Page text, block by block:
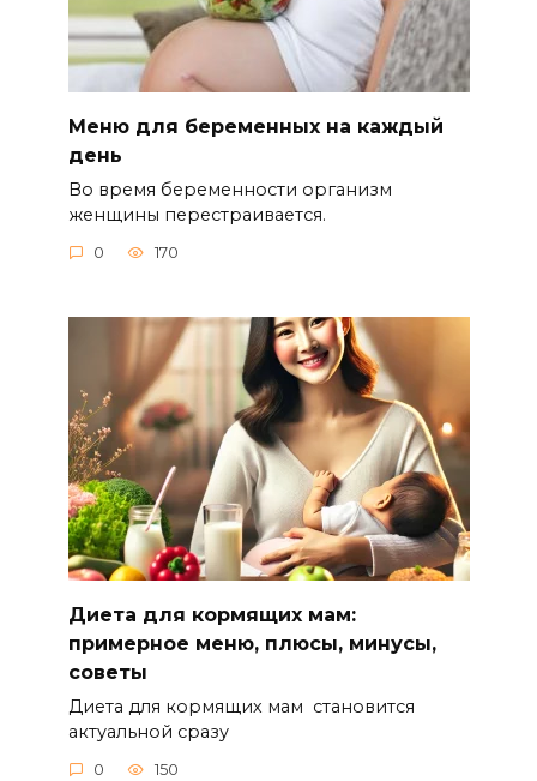
Меню для беременных на каждый
день
Во время беременности организм
женщины перестраивается.
0 170
Диета для кормящих мам:
примерное меню, плюсы, минусы,
советы
Диета для кормящих мам становится
актуальной сразу
0 150